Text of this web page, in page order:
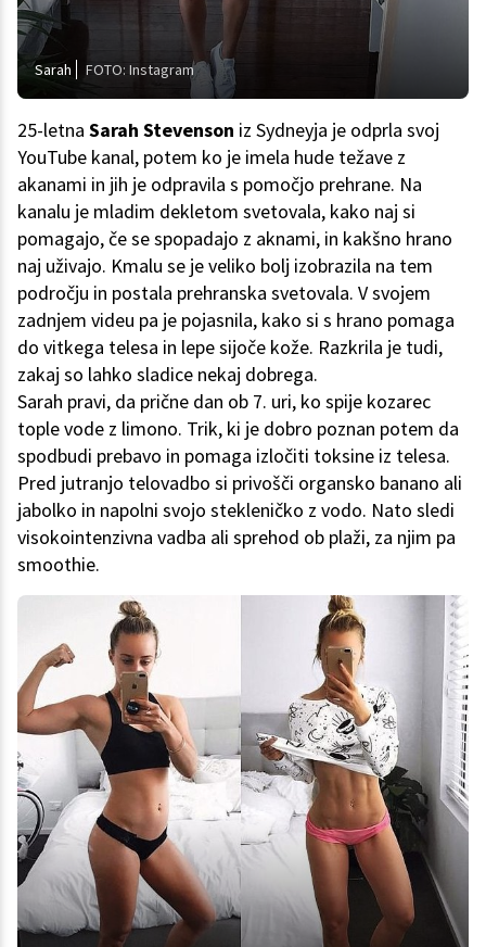
Sarah FOTO: Instagram
25-letna Sarah Stevenson iz Sydneyja je odprla svoj
YouTube kanal, potem ko je imela hude težave z
akanami in jih je odpravila s pomočjo prehrane. Na
kanalu je mladim dekletom svetovala, kako naj si
pomagajo, če se spopadajo z aknami, in kakšno hrano
naj uživajo. Kmalu se je veliko bolj izobrazila na tem
področju in postala prehranska svetovala. V svojem
zadnjem videu pa je pojasnila, kako si s hrano pomaga
do vitkega telesa in lepe sijoče kože. Razkrila je tudi,
zakaj so lahko sladice nekaj dobrega.
Sarah pravi, da prične dan ob 7. uri, ko spije kozarec
tople vode z limono. Trik, ki je dobro poznan potem da
spodbudi prebavo in pomaga izločiti toksine iz telesa.
Pred jutranjo telovadbo si privošči organsko banano ali
jabolko in napolni svojo stekleničko z vodo. Nato sledi
visokointenzivna vadba ali sprehod ob plaži, za njim pa
smoothie.